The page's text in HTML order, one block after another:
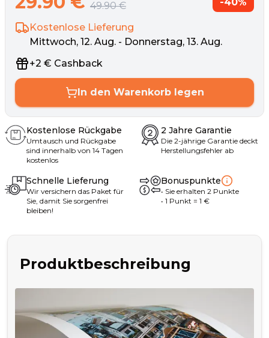
49.90 €
Kostenlose Lieferung
Mittwoch, 12. Aug. - Donnerstag, 13. Aug.
+2 € Cashback
In den Warenkorb legen
Kostenlose Rückgabe
Umtausch und Rückgabe
sind innerhalb von 14 Tagen
kostenlos
2 Jahre Garantie
Die 2-jährige Garantie deckt
Herstellungsfehler ab
Schnelle Lieferung
Wir versichern das Paket für
Sie, damit Sie sorgenfrei
bleiben!
Bonuspunkte
• Sie erhalten 2 Punkte
• 1 Punkt = 1 €
Produktbeschreibung